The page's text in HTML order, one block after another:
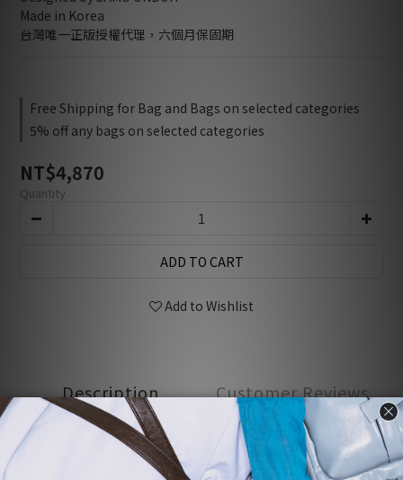
Made in Korea
台灣唯一正版授權代理，六個月保固期
Free Shipping for Bag and Bags on selected categories
5% off any bags on selected categories
NT$4,870
Quantity
ADD TO CART
Add to Wishlist
Description Customer Reviews